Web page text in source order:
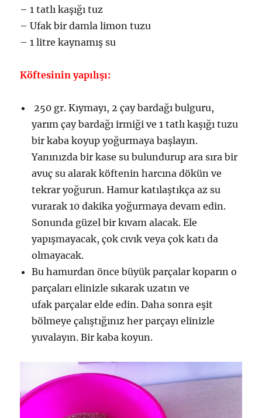
– 1 tatlı kaşığı tuz
– Ufak bir damla limon tuzu
– 1 litre kaynamış su
Köftesinin yapılışı:
250 gr. Kıymayı, 2 çay bardağı bulguru,
yarım çay bardağı irmiği ve 1 tatlı kaşığı tuzu
bir kaba koyup yoğurmaya başlayın.
Yanınızda bir kase su bulundurup ara sıra bir
avuç su alarak köftenin harcına dökün ve
tekrar yoğurun. Hamur katılaştıkça az su
vurarak 10 dakika yoğurmaya devam edin.
Sonunda güzel bir kıvam alacak. Ele
yapışmayacak, çok cıvık veya çok katı da
olmayacak.
Bu hamurdan önce büyük parçalar koparın o
parçaları elinizle sıkarak uzatın ve
ufak parçalar elde edin. Daha sonra eşit
bölmeye çalıştığınız her parçayı elinizle
yuvalayın. Bir kaba koyun.